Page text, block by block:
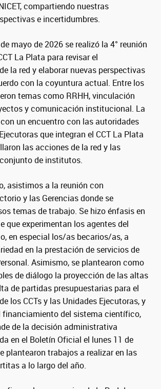
compartiendo nuestras
e incertidumbres.
mayo de 2026 se realizó la 4° reunión
La Plata para revisar el
la red y elaborar nuevas perspectivas
con la coyuntura actual. Entre los
temas como RRHH, vinculación
y comunicación institucional. La
un encuentro con las autoridades
que integran el CCT La Plata
las acciones de la red y las
de institutos.
asistimos a la reunión con
y las Gerencias donde se
temas de trabajo. Se hizo énfasis en
que experimentan los agentes del
en especial los/as becarios/as, a
en la prestación de servicios de
Asimismo, se plantearon como
de diálogo la proyección de las altas
de partidas presupuestarias para el
los CCTs y las Unidades Ejecutoras, y
financiamiento del sistema científico,
de la decisión administrativa
en el Boletín Oficial el lunes 11 de
plantearon trabajos a realizar en las
a lo largo del año.